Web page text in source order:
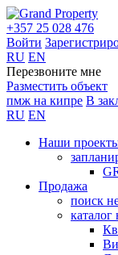
+357 25 028 476
Войти
RU EN
Перезвоните мне
Разместить объект
пмж на кипре В
RU EN
Наши
Продажа
поиск